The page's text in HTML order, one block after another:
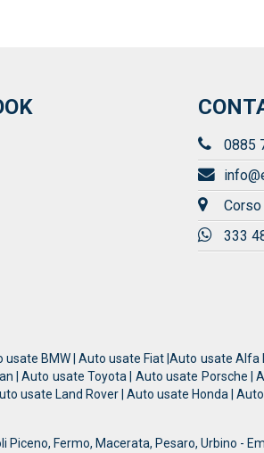
0885
Corso
333
BMW | Auto usate Fiat |Auto usate
| Auto usate Toyota | Auto usate Porsche
usate Land Rover | Auto usate Honda |
Piceno, Fermo, Macerata, Pesaro, Urbino -